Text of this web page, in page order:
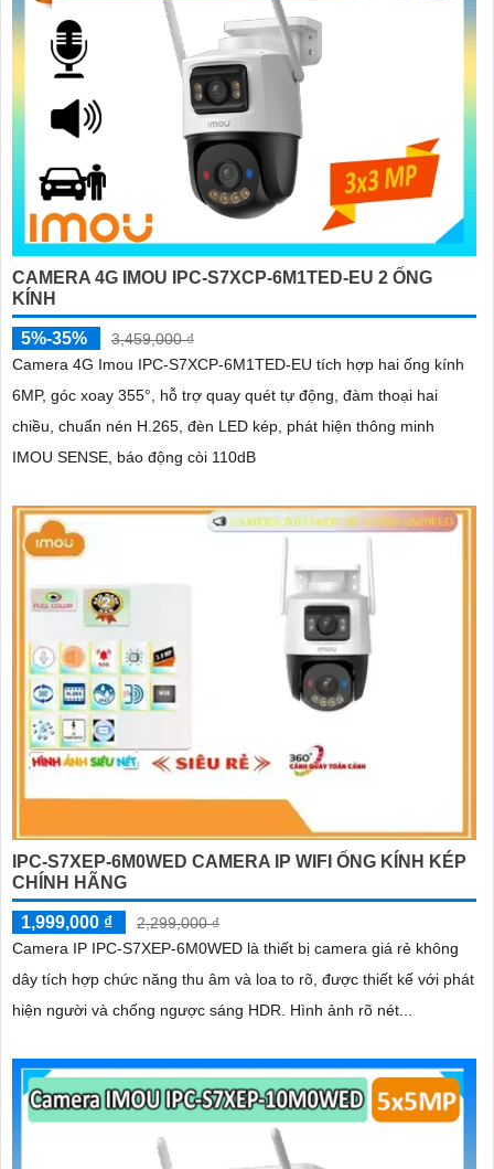
CAMERA 4G IMOU IPC-S7XCP-6M1TED-EU 2 ỐNG
KÍNH
5%-35%
3,459,000 ₫
Camera 4G Imou IPC-S7XCP-6M1TED-EU tích hợp hai ống kính
6MP, góc xoay 355°, hỗ trợ quay quét tự động, đàm thoại hai
chiều, chuẩn nén H.265, đèn LED kép, phát hiện thông minh
IMOU SENSE, báo động còi 110dB
IPC-S7XEP-6M0WED CAMERA IP WIFI ỐNG KÍNH KÉP
CHÍNH HÃNG
1,999,000 ₫
2,299,000 ₫
Camera IP IPC-S7XEP-6M0WED là thiết bị camera giá rẻ không
dây tích hợp chức năng thu âm và loa to rõ, được thiết kế với phát
hiện người và chống ngược sáng HDR. Hình ảnh rõ nét...